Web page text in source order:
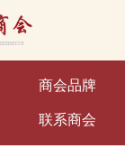
商会品牌
联系商会